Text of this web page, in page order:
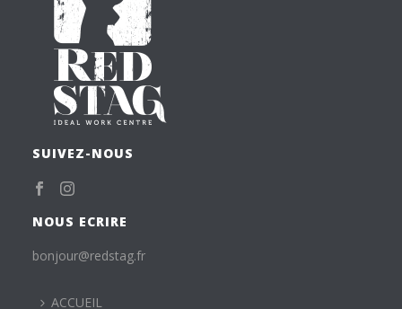
SUIVEZ-NOUS
NOUS ECRIRE
bonjour@redstag.fr
ACCUEIL